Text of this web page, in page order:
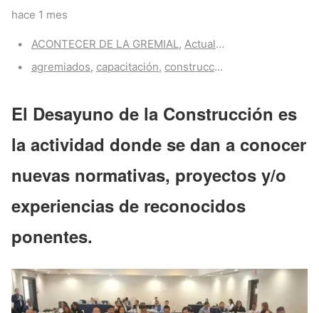
hace 1 mes
Categories:
ACONTECER DE LA GREMIAL, Actualidad CASALCO
Tags:
agremiados, capacitación, construcción
El Desayuno de la Construcción es
la actividad donde se dan a conocer
nuevas normativas, proyectos y/o
experiencias de reconocidos
ponentes.